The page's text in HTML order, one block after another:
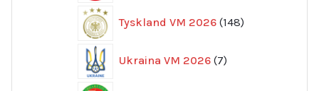
Tyskland VM 2026 148
produkter
Ukraina VM 2026 7
produkter